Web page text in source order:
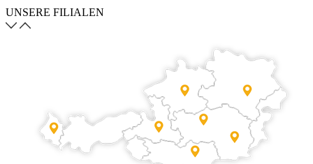
UNSERE FILIALEN